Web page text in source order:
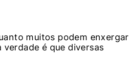
muitos podem enxergar
é que diversas